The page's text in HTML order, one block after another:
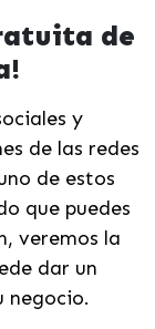
de
y
de las redes
de estos
que puedes
veremos la
dar un
negocio.